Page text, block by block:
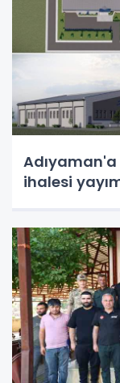
ihalesi